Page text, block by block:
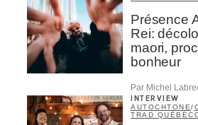
Présence
Rei:
maori,
bonheur
Par Michel
INTERVIEW
AUTOCHTONE/
TRAD